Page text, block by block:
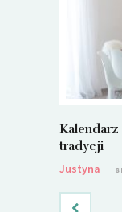
Kalendarz
tradycji
Justyna
8